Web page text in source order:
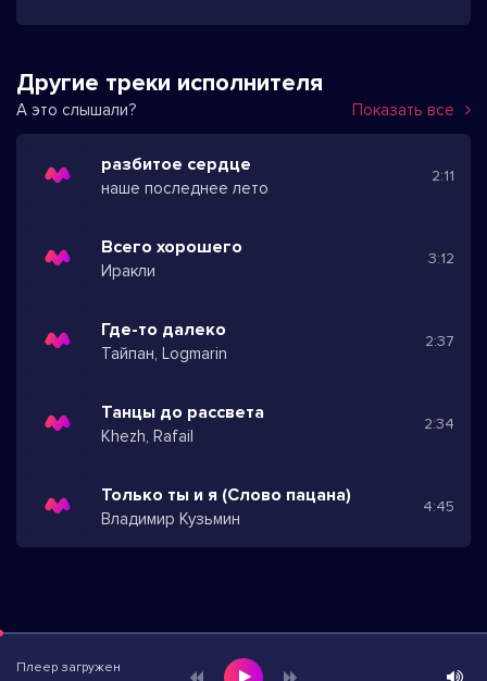
Другие треки исполнителя
А это слышали? Показать все
разбитое сердце
наше последнее лето
2:11
Всего хорошего
Иракли
3:12
Где-то далеко
Тайпан, Logmarin
2:37
Танцы до рассвета
Khezh, Rafail
2:34
Только ты и я (Слово пацана)
Владимир Кузьмин
4:45
Плеер загружен